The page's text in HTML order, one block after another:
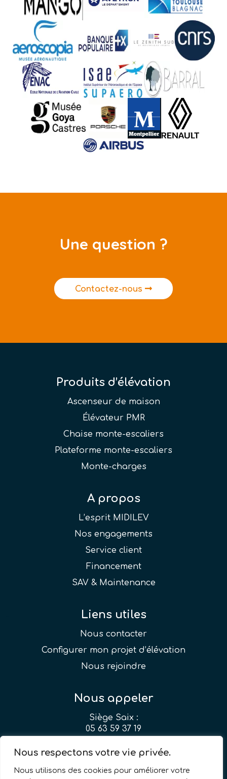
Nous respectons votre vie privée.
Nous utilisons des cookies pour améliorer votre
Une question ?
Contactez-nous
Produits d’élévation
Ascenseur de maison
Élévateur PMR
Chaise monte-escaliers
Plateforme monte-escaliers
Monte-charges
A propos
L’esprit MIDILEV
Nos engagements
Service client
Financement
SAV & Maintenance
Liens utiles
Nous contacter
Configurer mon projet d’élévation
Nous rejoindre
Nous appeler
Siège Saix :
05 63 59 37 19
04 99 51 24 33